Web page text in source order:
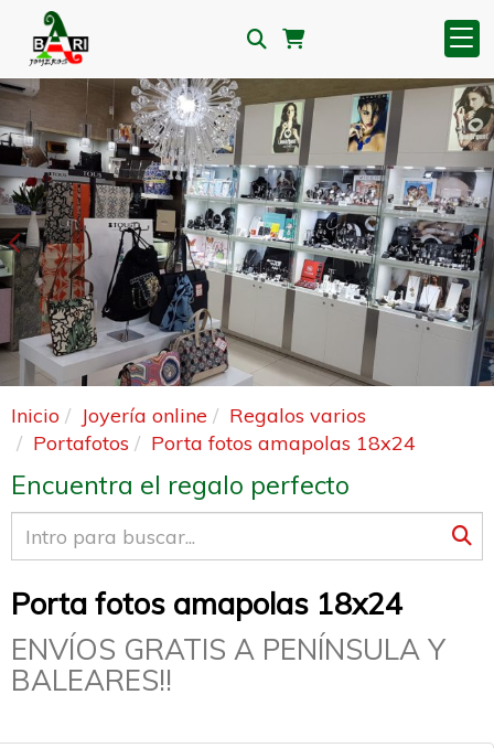
Anterior
Inicio Joyería online
Regalos varios
Portafotos
Porta fotos amapolas 18x24
Encuentra el regalo perfecto
Porta fotos amapolas 18x24
ENVÍOS GRATIS A PENÍNSULA Y
BALEARES!!